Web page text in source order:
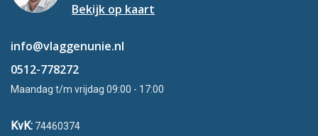
Bekijk op kaart
info@vlaggenunie.nl
0512-778272
Maandag t/m vrijdag 09:00 - 17:00
KvK: 74460374